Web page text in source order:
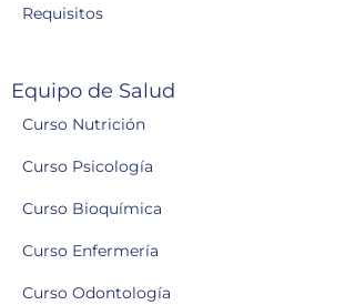
Requisitos
Equipo de Salud
Curso Nutrición
Curso Psicología
Curso Bioquímica
Curso Enfermería
Curso Odontología